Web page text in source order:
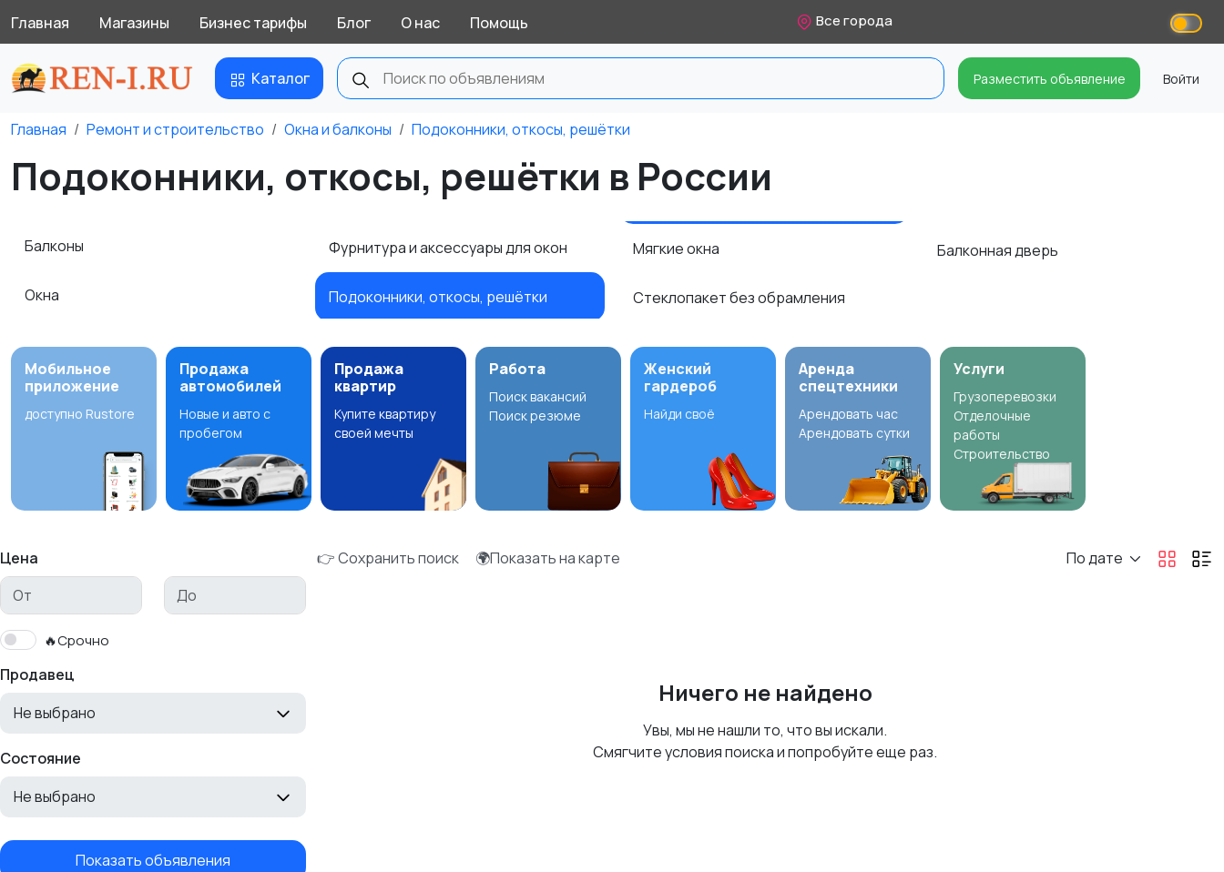
Главная Магазины Бизнес тарифы Блог О нас Помощь Все города
Каталог Разместить объявление Войти
Главная Ремонт и строительство Окна и балконы Подоконники, откосы, решётки
Подоконники, откосы, решётки в России
Балконы
Окна
Фурнитура и аксессуары для окон
Подоконники, откосы, решётки
Мягкие окна
Стеклопакет без обрамления
Балконная дверь
Мобильное
приложение
доступно Rustore
Продажа
автомобилей
Новые и авто с
пробегом
Продажа
квартир
Купите квартиру
своей мечты
Работа
Поиск вакансий
Поиск резюме
Женский
гардероб
Найди своё
Аренда
спецтехники
Арендовать час
Арендовать сутки
Услуги
Грузоперевозки
Отделочные
работы
Строительство
Цена
🔥Срочно
Продавец
Не выбрано
Состояние
Не выбрано
Показать объявления
👉 Сохранить поиск 🌍Показать на карте По дате
Ничего не найдено
Увы, мы не нашли то, что вы искали.
Смягчите условия поиска и попробуйте еще раз.